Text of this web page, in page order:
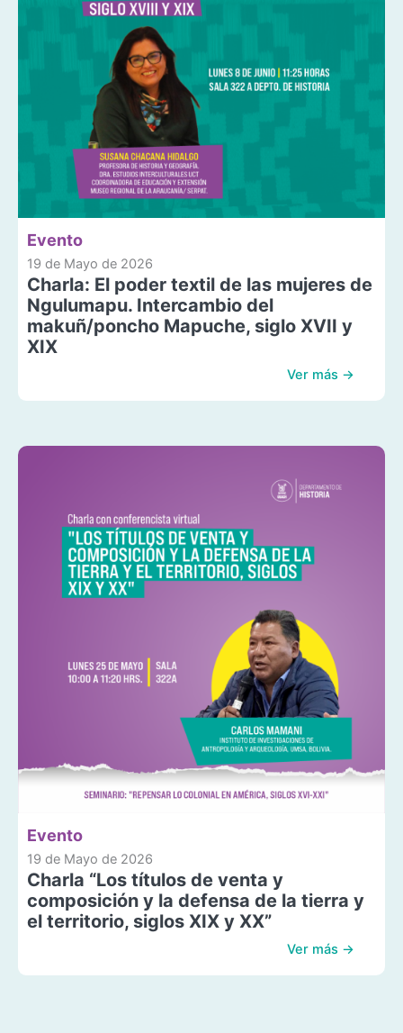
Evento
19 de Mayo de 2026
Charla: El poder textil de las mujeres de
Ngulumapu. Intercambio del
makuñ/poncho Mapuche, siglo XVII y
XIX
Ver más →
Evento
19 de Mayo de 2026
Charla “Los títulos de venta y
composición y la defensa de la tierra y
el territorio, siglos XIX y XX”
Ver más →